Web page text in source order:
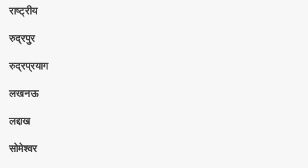
राष्ट्रीय
रुद्रपुर
रुद्रप्रयाग
लखनऊ
लद्दाख
सोमेश्वर